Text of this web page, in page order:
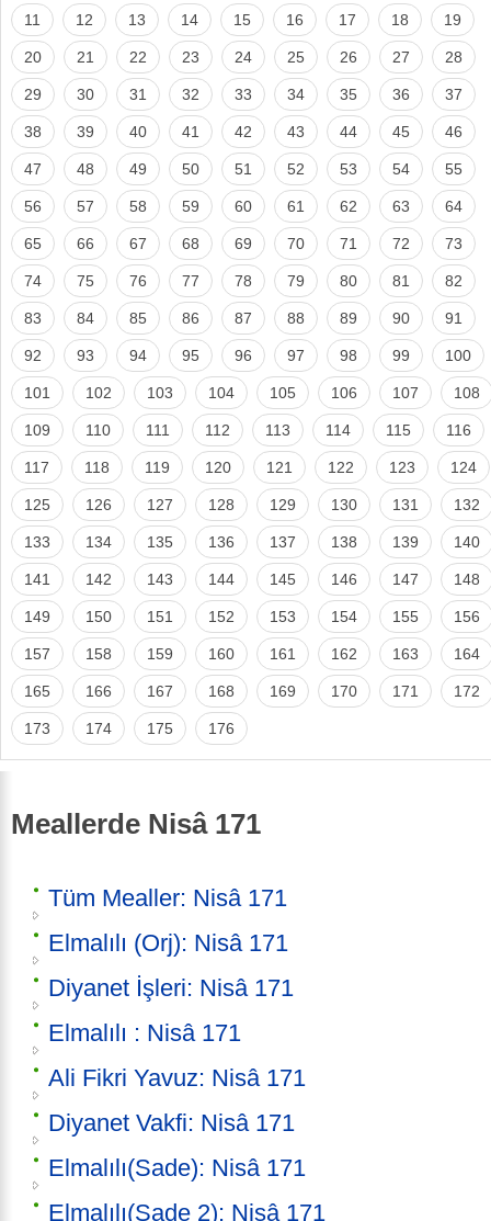
11 12 13 14 15 16 17 18 19
20 21 22 23 24 25 26 27 28
29 30 31 32 33 34 35 36 37
38 39 40 41 42 43 44 45 46
47 48 49 50 51 52 53 54 55
56 57 58 59 60 61 62 63 64
65 66 67 68 69 70 71 72 73
74 75 76 77 78 79 80 81 82
83 84 85 86 87 88 89 90 91
92 93 94 95 96 97 98 99 100
101 102 103 104 105 106 107 108
109 110 111 112 113 114 115 116
117 118 119 120 121 122 123 124
125 126 127 128 129 130 131 132
133 134 135 136 137 138 139 140
141 142 143 144 145 146 147 148
149 150 151 152 153 154 155 156
157 158 159 160 161 162 163 164
165 166 167 168 169 170 171 172
173 174 175 176
Meallerde Nisâ 171
Tüm Mealler: Nisâ 171
Elmalılı (Orj): Nisâ 171
Diyanet İşleri: Nisâ 171
Elmalılı : Nisâ 171
Ali Fikri Yavuz: Nisâ 171
Diyanet Vakfi: Nisâ 171
Elmalılı(Sade): Nisâ 171
Elmalılı(Sade 2): Nisâ 171